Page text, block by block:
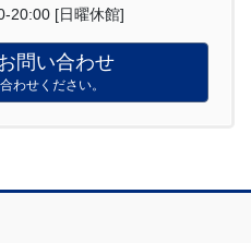
20:00 [日曜休館]
問い合わせ
わせください。